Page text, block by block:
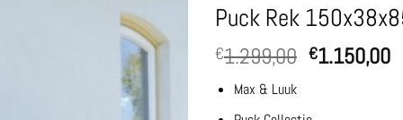
Puck Rek
€1.299,00 €1.150,00
Max & Luuk